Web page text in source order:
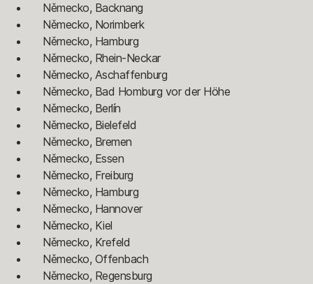
Německo, Backnang
Německo, Norimberk
Německo, Hamburg
Německo, Rhein-Neckar
Německo, Aschaffenburg
Německo, Bad Homburg vor der Höhe
Německo, Berlín
Německo, Bielefeld
Německo, Bremen
Německo, Essen
Německo, Freiburg
Německo, Hamburg
Německo, Hannover
Německo, Kiel
Německo, Krefeld
Německo, Offenbach
Německo, Regensburg